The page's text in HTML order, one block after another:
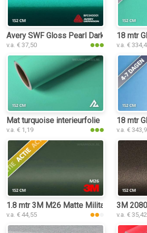
Avery SWF Gloss Pearl Dark Green
v.a. € 37,50
18 mtr
v.a. €
Mat turquoise interieurfolie
v.a. € 1,19
18 mtr
v.a. €
1.8 mtr 3M M26 Matte Military Green
v.a. € 44,55
3M
v.a. € 35,42